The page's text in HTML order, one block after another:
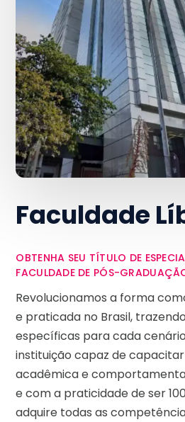
Faculdade
OBTENHA SEU TÍTULO DE
FACULDADE DE PÓS-
Revolucionamos a forma
e praticada no Brasil,
específicas para cada
instituição capaz de
acadêmica e
e com a praticidade de ser
adquire todas as